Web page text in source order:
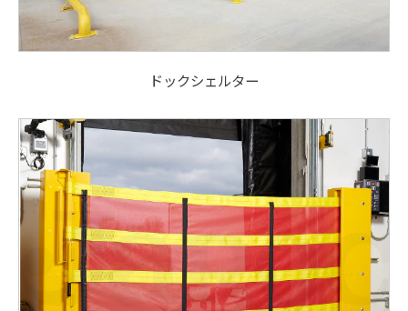
ドックシェルター